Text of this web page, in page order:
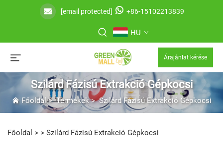
[email protected] +86-15102213839
HU
Árajánlat kérése
Szilárd Fázisú Extrakció Gépkocsi
Főoldal>Termékek>Szilárd Fázisú Extrakció Gépkocsi
Főoldal > > Szilárd Fázisú Extrakció Gépkocsi